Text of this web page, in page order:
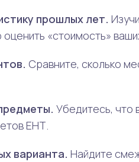
прошлых лет.
«стоимость»
Сравните, сколько
Убедитесь, что
ЕНТ.
варианта. Найдите